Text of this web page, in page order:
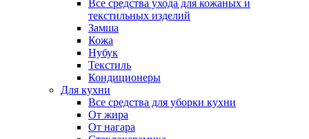
Все средства ухода для кожаных и
текстильных изделий
Замша
Кожа
Нубук
Текстиль
Кондиционеры
Для кухни
Все средства для уборки кухни
От жира
От нагара